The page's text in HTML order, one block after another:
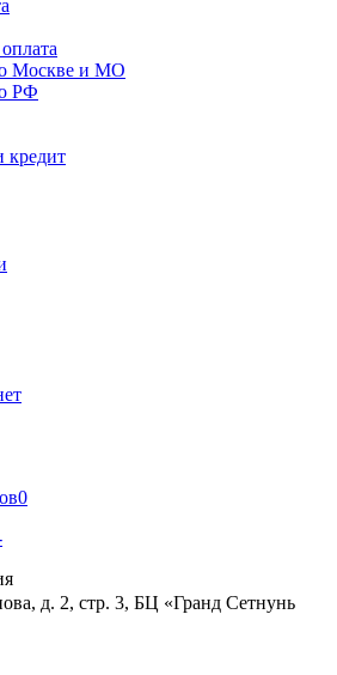
Москве и МО
РФ
кредит
0
д. 2, стр. 3, БЦ «Гранд Сетнунь